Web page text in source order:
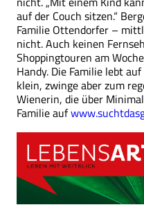
auf der Couch sitzen.“
Familie Ottendorfer –
nicht. Auch keinen
Shoppingtouren am
Handy. Die Familie lebt
klein, zwinge aber zum
Wienerin, die über
Familie auf